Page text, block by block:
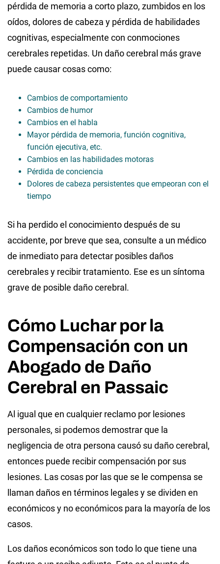
pérdida de memoria a corto plazo, zumbidos en los
oídos, dolores de cabeza y pérdida de habilidades
cognitivas, especialmente con conmociones
cerebrales repetidas. Un daño cerebral más grave
puede causar cosas como:
Cambios de comportamiento
Cambios de humor
Cambios en el habla
Mayor pérdida de memoria, función cognitiva,
función ejecutiva, etc.
Cambios en las habilidades motoras
Pérdida de conciencia
Dolores de cabeza persistentes que empeoran con el
tiempo
Si ha perdido el conocimiento después de su
accidente, por breve que sea, consulte a un médico
de inmediato para detectar posibles daños
cerebrales y recibir tratamiento. Ese es un síntoma
grave de posible daño cerebral.
Cómo Luchar por la
Compensación con un
Abogado de Daño
Cerebral en Passaic
Al igual que en cualquier reclamo por lesiones
personales, si podemos demostrar que la
negligencia de otra persona causó su daño cerebral,
entonces puede recibir compensación por sus
lesiones. Las cosas por las que se le compensa se
llaman daños en términos legales y se dividen en
económicos y no económicos para la mayoría de los
casos.
Los daños económicos son todo lo que tiene una